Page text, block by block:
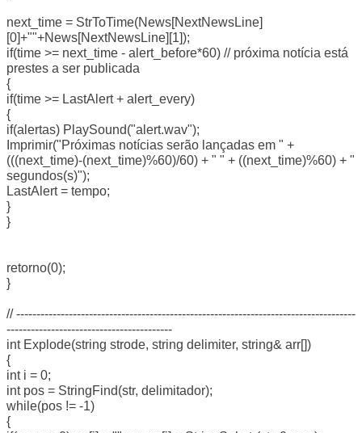
next_time = StrToTime(News[NextNewsLine]
[0]+""+News[NextNewsLine][1]);
if(time >= next_time - alert_before*60) // próxima notícia está
prestes a ser publicada
{
if(time >= LastAlert + alert_every)
{
if(alertas) PlaySound("alert.wav");
Imprimir("Próximas notícias serão lançadas em " +
(((next_time)-(next_time)%60)/60) + " " + ((next_time)%60) + "
segundos(s)");
LastAlert = tempo;
}
}
retorno(0);
}
// ------------------------------------------------------------------------------------
-----------------------------------------
int Explode(string strode, string delimiter, string& arr[])
{
int i = 0;
int pos = StringFind(str, delimitador);
while(pos != -1)
{